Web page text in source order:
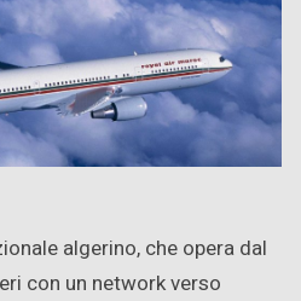
algerino, che opera dal
con un network verso